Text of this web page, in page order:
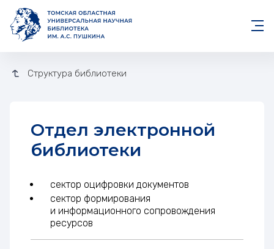
Структура библиотеки
Отдел электронной
библиотеки
сектор оцифровки документов
сектор формирования
и информационного сопровождения
ресурсов